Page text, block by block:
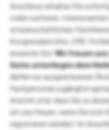
Anschluss erhalten Sie
vielen weiteren,
wissenschaftlichen
Kongressberichte, CME-
erwarten Sie!Wir freuen
Seite unterliegen dem
dürfen nur ausgewiesenen
Fachpersonal zugänglich
Ansicht sind, dass Sie zu
wir uns freuen, wenn Sie sich
registrieren würden! Im